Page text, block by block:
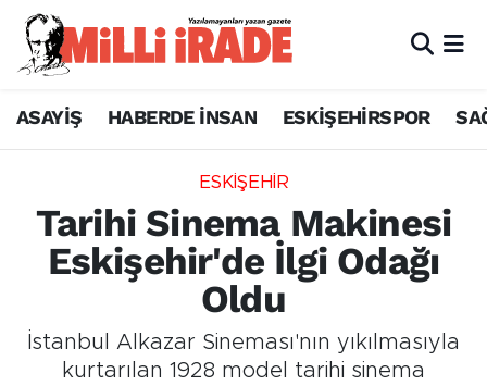
ASAYİŞ HABERDE İNSAN ESKİŞEHİRSPOR
ESKİŞEHİR
Tarihi Sinema Makinesi
Eskişehir'de İlgi Odağı
Oldu
İstanbul Alkazar Sineması'nın yıkılmasıyla
kurtarılan 1928 model tarihi sinema